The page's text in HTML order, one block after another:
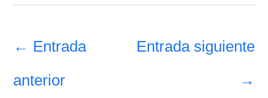
← Entrada
anterior
Entrada siguiente
→